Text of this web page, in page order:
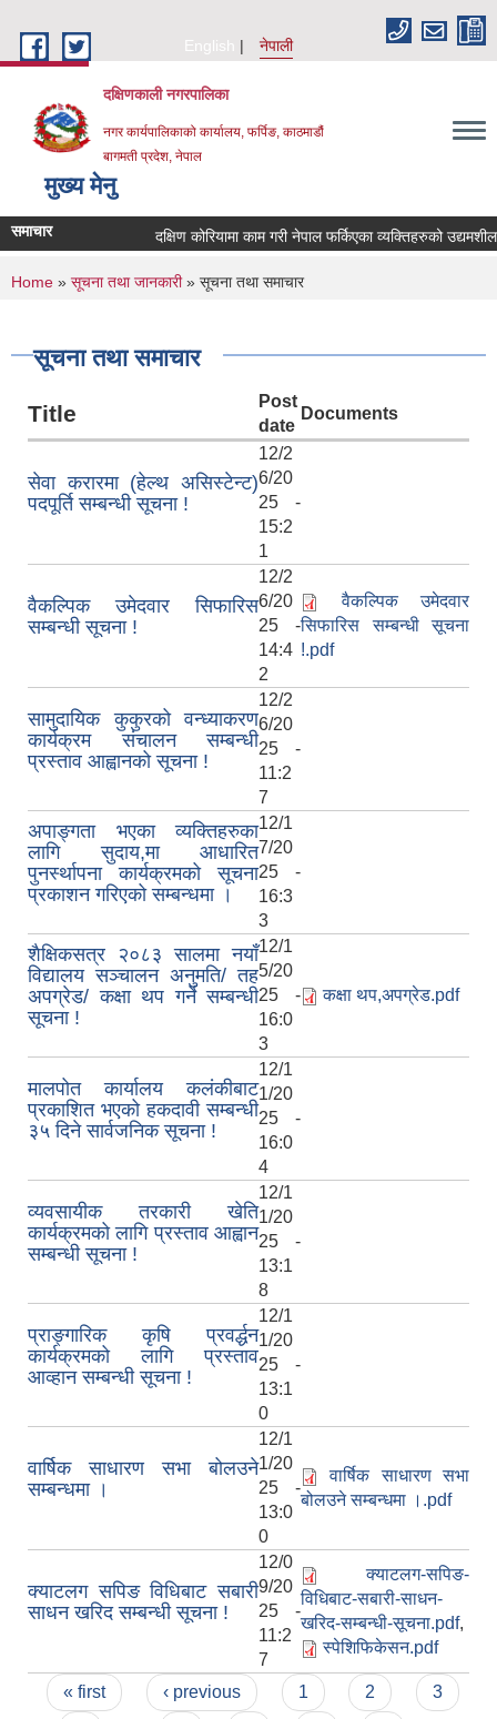
English
नेपाली
दक्षिणकाली नगरपालिका
नगर कार्यपालिकाको कार्यालय, फर्पिङ, काठमाडौं
बागमती प्रदेश, नेपाल
मुख्य मेनु
समाचार दक्षिण कोरियामा काम गरी नेपाल फर्किएका व्यक्तिहरुको
You are here
Home » सूचना तथा जानकारी» सूचना तथा समाचार
सूचना तथा समाचार
Title
Post
date
Documents
सेवा करारमा (हेल्थ असिस्टेन्ट)
पदपूर्ति सम्बन्धी सूचना !
12/2
6/20
25 -
15:2
1
वैकल्पिक उमेदवार सिफारिस
सम्बन्धी सूचना !
12/2
6/20
25 -
14:4
2
वैकल्पिक उमेदवार
सिफारिस सम्बन्धी सूचना
!.pdf
सामुदायिक कुकुरको वन्ध्याकरण
कार्यक्रम संचालन सम्बन्धी
प्रस्ताव आह्वानको सूचना !
12/2
6/20
25 -
11:2
7
अपाङ्गता भएका व्यक्तिहरुका
लागि सुदाय,मा आधारित
पुनर्स्थापना कार्यक्रमको सूचना
प्रकाशन गरिएको सम्बन्धमा ।
12/1
7/20
25 -
16:3
3
शैक्षिकसत्र २०८३ सालमा नयाँ
विद्यालय सञ्‍चालन अनुमति/ तह
अपग्रेड/ कक्षा थप गर्ने सम्बन्धी
सूचना !
12/1
5/20
25 -
16:0
3
कक्षा थप,अपग्रेड.pdf
मालपोत कार्यालय कलंकीबाट
प्रकाशित भएको हकदावी सम्बन्धी
३५ दिने सार्वजनिक सूचना !
12/1
1/20
25 -
16:0
4
व्यवसायीक तरकारी खेति
कार्यक्रमको लागि प्रस्ताव आह्वान
सम्बन्धी सूचना !
12/1
1/20
25 -
13:1
8
प्राङ्‍गारिक कृषि प्रवर्द्धन
कार्यक्रमको लागि प्रस्ताव
आव्हान सम्बन्धी सूचना !
12/1
1/20
25 -
13:1
0
वार्षिक साधारण सभा बोलउने
सम्बन्धमा ।
12/1
1/20
25 -
13:0
0
वार्षिक साधारण सभा
बोलउने सम्बन्धमा ।.pdf
क्याटलग सपिङ विधिबाट सबारी
साधन खरिद सम्बन्धी सूचना !
12/0
9/20
25 -
11:2
7
क्याटलग-सपिङ-
विधिबाट-सबारी-साधन-
खरिद-सम्बन्धी-सूचना.pdf,
स्पेशिफिकेसन.pdf
Pages
« first ‹ previous 1 2
3